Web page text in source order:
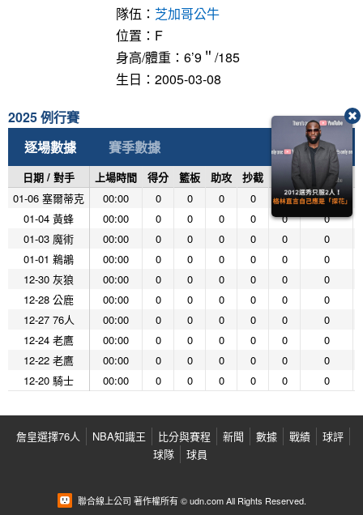
隊伍： 芝加哥公牛
位置：F
身高/體重：6’9＂/185
生日：2005-03-08
2025 例行賽
逐場數據
賽季數據
日期 / 對手 上場時間 得分 籃板 助攻 抄截 阻攻 投籃命中
01-06 塞爾蒂克
00:00 0 0 0 0 0
0
01-04 黃蜂
00:00 0 0 0 0 0
0
01-03 魔術
00:00 0 0 0 0 0
0
01-01 鵜鶘
00:00 0 0 0 0 0
0
12-30 灰狼
00:00 0 0 0 0 0
0
12-28 公鹿
00:00 0 0 0 0 0
0
12-27 76人
00:00 0 0 0 0 0
0
12-24 老鷹
00:00 0 0 0 0 0
0
12-22 老鷹
00:00 0 0 0 0 0
0
12-20 騎士
00:00 0 0 0 0 0 0
詹皇選擇76人 NBA知識王 比分與賽程 新聞 數據 戰績
球評
球隊
球員
聯合線上公司 著作權所有 © udn.com All Rights Reserved.